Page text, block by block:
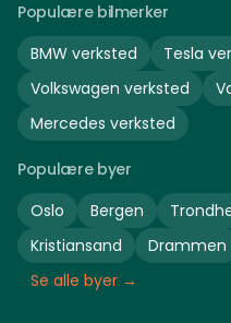
Populære bilmerker
BMW verksted Tesla
Volkswagen verksted
Mercedes verksted
Populære byer
Oslo
Bergen
Kristiansand
Drammen
Se alle byer →